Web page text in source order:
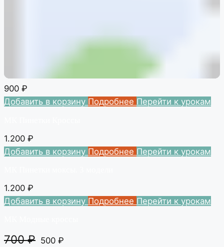
900 ₽
Добавить в корзину Подробнее Перейти к урокам
1.200 ₽
Добавить в корзину Подробнее Перейти к урокам
1.200 ₽
Добавить в корзину Подробнее Перейти к урокам
700₽ 500 ₽